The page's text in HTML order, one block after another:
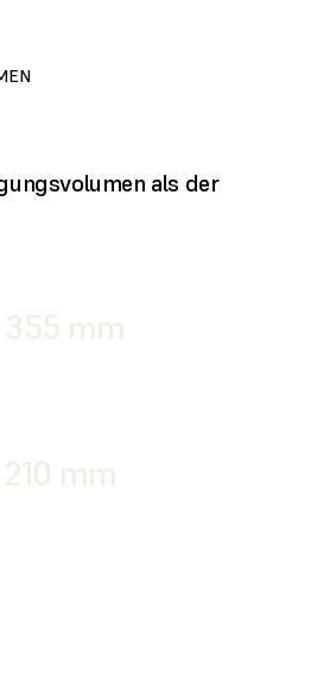
als der
355 mm
mm